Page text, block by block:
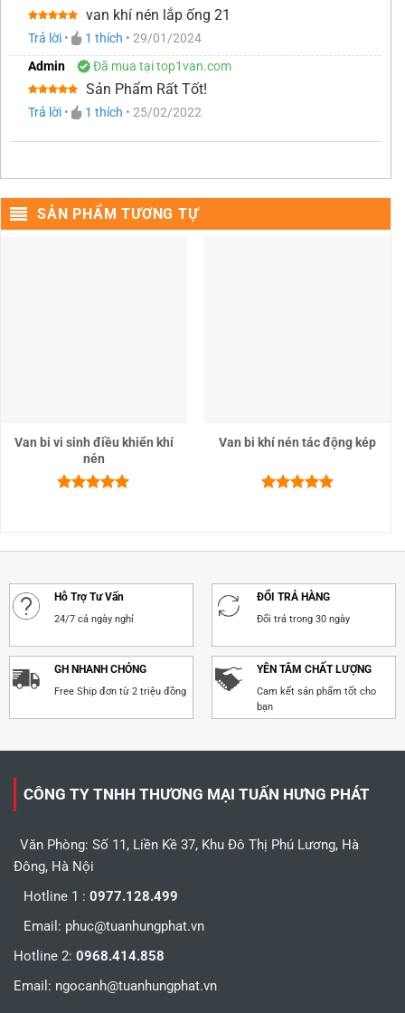
Được xếp
hạng5 5
van khí nén lắp ống 21
Trả lời • 1 thích • 29/01/2024
Admin
Đã mua tại top1van.com
Được xếp
hạng5 5
Sản Phẩm Rất Tốt!
Trả lời • 1 thích • 25/02/2022
SẢN PHẨM TƯƠNG TỰ
Van bi vi sinh điều khiển khí
nén
Van bi khí nén tác động kép
Hỗ Trợ Tư Vấn
24/7 cả ngày nghỉ
ĐỔI TRẢ HÀNG
Đổi trả trong 30 ngày
GH NHANH CHÓNG
Free Ship đơn từ 2 triệu đồng
YÊN TÂM CHẤT LƯỢNG
Cam kết sản phẩm tốt cho
bạn
CÔNG TY TNHH THƯƠNG MẠI TUẤN HƯNG PHÁT
Văn Phòng: Số 11, Liền Kề 37, Khu Đô Thị Phú Lương, Hà
Đông, Hà Nội
Hotline 1 : 0977.128.499
Email: phuc@tuanhungphat.vn
Hotline 2: 0968.414.858
Email: ngocanh@tuanhungphat.vn